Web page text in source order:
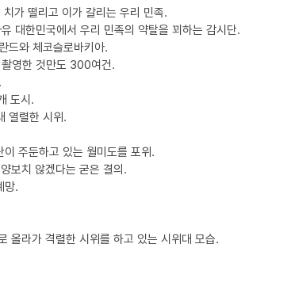
가 떨리고 이가 갈리는 우리 민족.
대한민국에서 우리 민족의 약탈을 꾀하는 감시단.
드와 체코슬로바키아.
영한 것만도 300여건.
도시.
열렬한 시위.
주둔하고 있는 월미도를 포위.
보치 않겠다는 굳은 결의.
망.
올라가 격렬한 시위를 하고 있는 시위대 모습.